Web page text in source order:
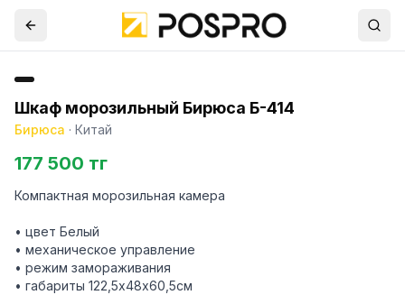
Шкаф морозильный Бирюса Б-414
Бирюса · Китай
177 500 тг
Компактная морозильная камера
• цвет Белый
• механическое управление
• режим замораживания
• габариты 122,5х48х60,5см